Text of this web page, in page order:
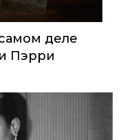
деле
Пэрри